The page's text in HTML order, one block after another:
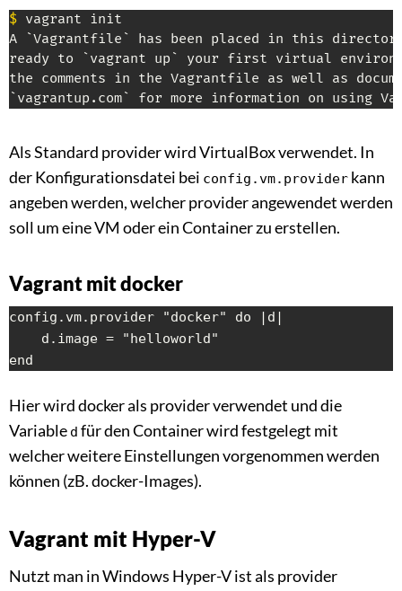
$ vagrant init
A `Vagrantfile` has been placed in this
ready to `vagrant up` your first virtual
the comments in the Vagrantfile as well as
`vagrantup.com` for more information on using
Als Standard provider wird VirtualBox verwendet. In
der Konfigurationsdatei bei config.vm.provider kann
angeben werden, welcher provider angewendet werden
soll um eine VM oder ein Container zu erstellen.
Vagrant mit docker
config.vm.provider "docker" do |d|
end
Hier wird docker als provider verwendet und die
Variable d für den Container wird festgelegt mit
welcher weitere Einstellungen vorgenommen werden
können (zB. docker-Images).
Vagrant mit Hyper-V
Nutzt man in Windows Hyper-V ist als provider